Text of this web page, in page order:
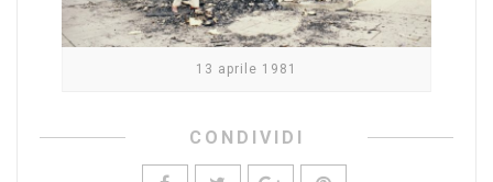
13 aprile 1981
CONDIVIDI